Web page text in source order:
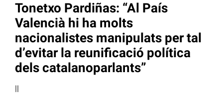
Tonetxo Pardiñas: “Al País
Valencià hi ha molts
nacionalistes manipulats per tal
d’evitar la reunificació política
dels catalanoparlants”
||